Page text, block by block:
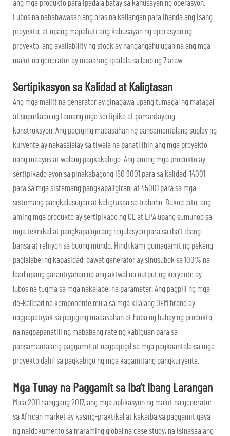
ang mga produkto para ipadala batay sa kahusayan ng operasyon.
Lubos na nababawasan ang oras na kailangan para ihanda ang isang
proyekto, at upang mapabuti ang kahusayan ng operasyon ng
proyekto, ang availability ng stock ay nangangahulugan na ang mga
maliit na generator ay maaaring ipadala sa loob ng 7 araw.
Sertipikasyon sa Kalidad at Kaligtasan
Ang mga maliit na generator ay ginagawa upang tumagal ng matagal
at suportado ng tamang mga sertipiko at pamantayang
konstruksyon. Ang pagiging maaasahan ng pansamantalang suplay ng
kuryente ay nakasalalay sa tiwala na panatilihin ang mga proyekto
nang maayos at walang pagkakabigo. Ang aming mga produkto ay
sertipikado ayon sa pinakabagong ISO 9001 para sa kalidad, 14001
para sa mga sistemang pangkapaligiran, at 45001 para sa mga
sistemang pangkalusugan at kaligtasan sa trabaho. Bukod dito, ang
aming mga produkto ay sertipikado ng CE at EPA upang sumunod sa
mga teknikal at pangkapaligirang regulasyon para sa iba’t ibang
bansa at rehiyon sa buong mundo. Hindi kami gumagamit ng pekeng
paglalabel ng kapasidad; bawat generator ay sinusubok sa 100% na
load upang garantiyahan na ang aktwal na output ng kuryente ay
lubos na tugma sa mga nakalabel na parameter. Ang pagpili ng mga
de-kalidad na komponente mula sa mga kilalang OEM brand ay
nagpapatiyak sa pagiging maaasahan at haba ng buhay ng produkto,
na nagpapanatili ng mababang rate ng kabiguan para sa
pansamantalang paggamit at nagpapigil sa mga pagkaantala sa mga
proyekto dahil sa pagkabigo ng mga kagamitang pangkuryente.
Mga Tunay na Paggamit sa Iba’t Ibang Larangan
Mula 2011 hanggang 2017, ang mga aplikasyon ng maliit na generator
sa African market ay kasing-praktikal at kakaiba sa paggamit gaya
ng naidokumento sa maraming global na case study, na isinasaalang-